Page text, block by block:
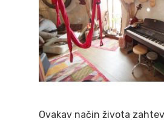
Ovakav način života